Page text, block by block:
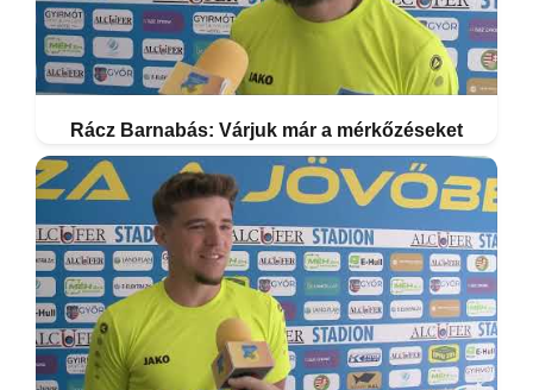
Rácz Barnabás: Várjuk már a mérkőzéseket